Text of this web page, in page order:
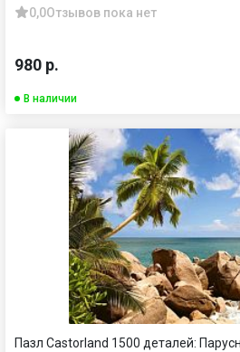
0,0Отзывов пока нет
980 р.
В наличии
Пазл Castorland 1500 деталей: